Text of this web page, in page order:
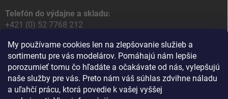
My používame cookies len na zlepšovanie služieb a
sortimentu pre vás modelárov. Pomáhajú nám lepšie
porozumieť tomu čo hľadáte a očakávate od nás, vylepšujú
naše služby pre vás. Preto nám váš súhlas zdvihne náladu
a uľahčí prácu, ktorá povedie k vašej vyššej
Telefón do výdajne a skladu:
+421 (0) 52 7768 212
Poštová / Odberná adresa:
HT model
Na letisko 49
058 01 Poprad
Slovenská Republika